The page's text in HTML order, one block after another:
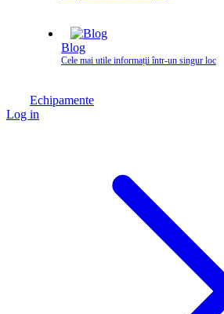
Blog
Cele mai utile informații într-un singur loc
Echipamente
Log in